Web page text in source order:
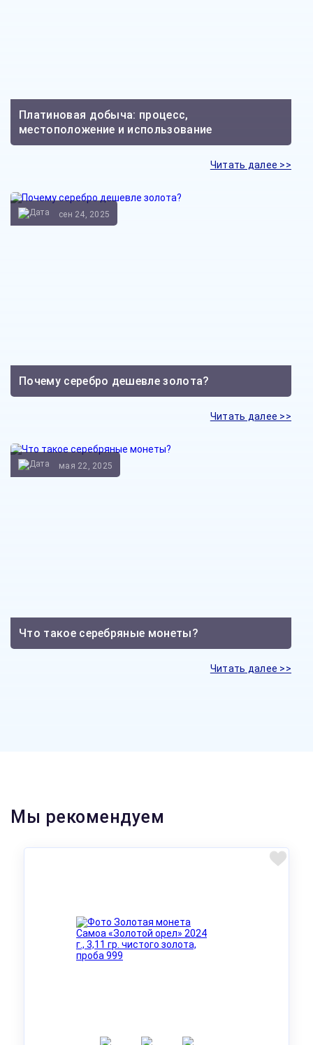
Платиновая добыча: процесс,
местоположение и использование
Читать далее >>
Почему серебро дешевле золота?
сен 24, 2025
Читать далее >>
Что такое серебряные монеты?
мая 22, 2025
Читать далее >>
Мы рекомендуем